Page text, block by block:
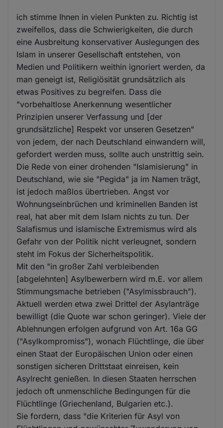
ich stimme Ihnen in vielen Punkten zu. Richtig ist
zweifellos, dass die Schwierigkeiten, die durch
eine Ausbreitung konservativer Auslegungen des
Islam in unserer Gesellschaft entstehen, von
Medien und Politikern weithin ignoriert werden, da
man geneigt ist, Religiösität grundsätzlich als
etwas Positives zu begreifen. Dass die
"vorbehaltlose Anerkennung wesentlicher
Prinzipien unserer Verfassung und [der
grundsätzliche] Respekt vor unseren Gesetzen"
von jedem, der nach Deutschland einwandern will,
gefordert werden muss, sollte auch unstrittig sein.
Die Rede von einer drohenden "Islamisierung" in
Deutschland, wie sie "Pegida" ja im Namen trägt,
ist jedoch maßlos übertrieben. Angst vor
Wohnungseinbrüchen und kriminellen Banden ist
real, hat aber mit dem Islam nichts zu tun. Der
Salafismus und islamische Extremismus wird als
Gefahr von der Politik nicht verleugnet, sondern
steht im Fokus der Sicherheitspolitik.
Mit den "in großer Zahl verbleibenden
[abgelehnten] Asylbewerbern wird m.E. vor allem
Stimmungsmache betrieben ("Asylmissbrauch").
Aktuell werden etwa zwei Drittel der Asylanträge
bewilligt (die Quote war schon geringer). Viele der
Ablehnungen erfolgen aufgrund von Art. 16a GG
("Asylkompromiss"), wonach Flüchtlinge, die über
einen Staat der Europäischen Union oder einen
sonstigen sicheren Drittstaat einreisen, kein
Asylrecht genießen. In diesen Staaten herrschen
jedoch oft unmenschliche Bedingungen für die
Flüchtlinge (Griechenland, Bulgarien etc.).
Sie fordern, dass "die Kriterien für Asyl von